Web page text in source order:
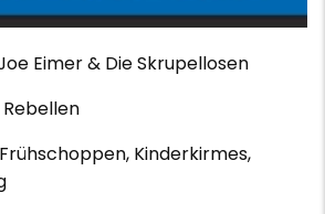
Eimer & Die Skrupellosen
Kinderkirmes,